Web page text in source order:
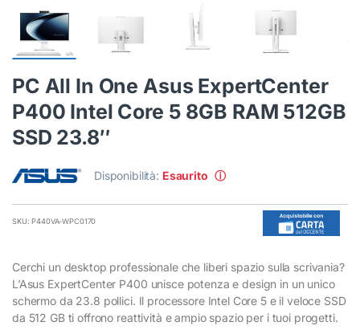
PC All In One Asus ExpertCenter
P400 Intel Core 5 8GB RAM 512GB
SSD 23.8″
Disponibilità: Esaurito ⓘ
SKU: P440VA-WPC0170
Cerchi un desktop professionale che liberi spazio sulla scrivania?
L’Asus ExpertCenter P400 unisce potenza e design in un unico
schermo da 23.8 pollici. Il processore Intel Core 5 e il veloce SSD
da 512 GB ti offrono reattività e ampio spazio per i tuoi progetti.